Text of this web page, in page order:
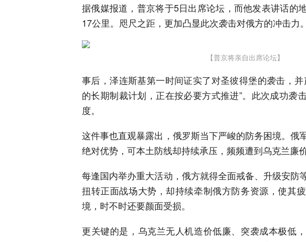
据俄媒报道，普京将于5日出席论坛，而他发表讲话的
17公里。咫尺之距，更加凸显此次袭击对俄方的冲击力。
【普京将亲自出席论坛】
事后，泽连斯基第一时间证实了对圣彼得堡的袭击，
的长期制裁计划，正在按必要方式推进”。此次成功袭
度。
这件事也直观暴露出，俄罗斯当下严峻的防务困境。俄
绝对优势，可本土防线却持续承压，频频遭到乌克兰廉
每逢国内举办重大活动，俄方就得全面戒备、升级安防
扭转正面战场大势，却持续牵制俄方防务资源，使其
境，时不时还要颜面受损。
更关键的是，乌克兰无人机造价低廉、突袭成本极低